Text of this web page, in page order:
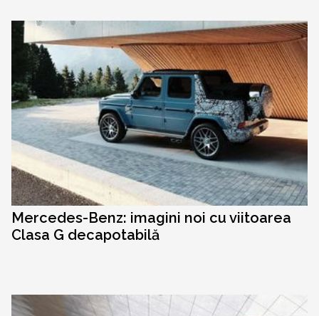
Mercedes-Benz: imagini noi cu viitoarea
Clasa G decapotabilă